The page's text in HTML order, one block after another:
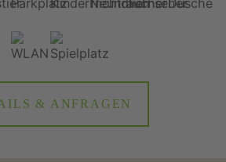
& ANFRAGEN